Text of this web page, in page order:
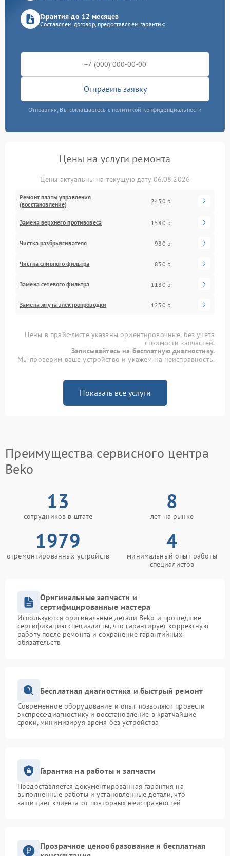
Гарантия до 12 месяцев
Составляем договор, предоставляем гарантию
Отправить заявку
Отправляя, Вы соглашаетесь с политикой конфиденциальности
Цены на услуги ремонта
Цены актуальны на текущую дату 06.08.2026
Ремонт платы управления
(восстановление)
2430 р
Замена верхнего противовеса 1580 р
Чистка разбрызгивателя 980 р
Чистка сливного фильтра 830 р
Замена сетевого фильтра 1180 р
Замена жгута электропроводки 1230 р
Цены в прайс-листе указаны ориентировочные, без учета
стоимости запчастей.
Записывайтесь на бесплатную диагностику.
Мы проверим ваше устройство и укажем на неисправность.
Показать все услуги
Преимущества сервисного центра
Beko
13
сотрудников в штате
8
лет на рынке
1979
отремонтированных устройств
4
минимальный опыт работы
специалистов
Оригинальные запчасти и
сертифицированные мастера
Используются оригинальные детали Beko и прошедшие
сертификацию специалисты, что гарантирует корректную
работу после ремонта и сохранение гарантийных
обязательств
Бесплатная диагностика и быстрый ремонт
Современное оборудование и опыт позволяют провести
экспресс-диагностику и восстановление в кратчайшие
сроки, минимизируя время без устройства
Гарантия на работы и запчасти
Предоставляется документированная гарантия на
выполненные работы и установленные детали, что
защищает клиента от повторных неисправностей
Прозрачное ценообразование и бесплатная